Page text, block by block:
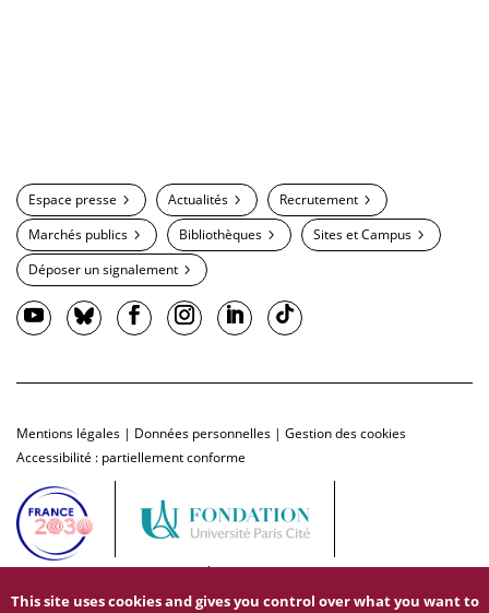
Espace presse Actualités
Recrutement
Marchés publics
Bibliothèques
Sites et Campus
Déposer un signalement
Mentions légales | Données personnelles | Gestion des cookies
Accessibilité : partiellement conforme
This site uses cookies and gives you control over what you want to